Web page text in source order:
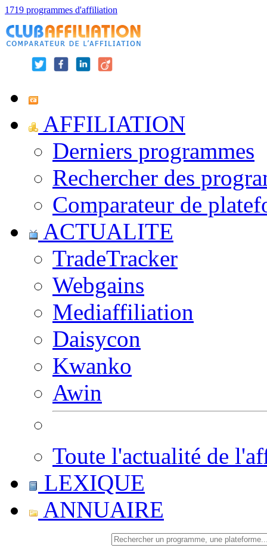
1719 programmes d'affiliation
AFFILIATION
Derniers programmes
Rechercher des
Comparateur de
ACTUALITE
TradeTracker
Webgains
Mediaffiliation
Daisycon
Kwanko
Awin
Toute l'actualité de
LEXIQUE
ANNUAIRE